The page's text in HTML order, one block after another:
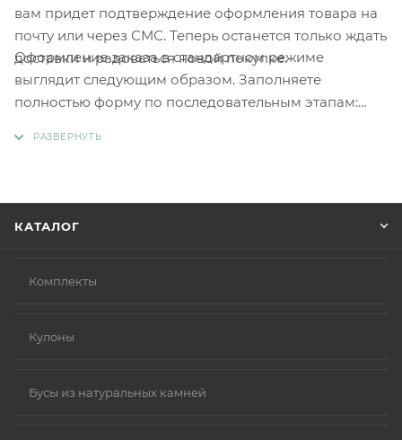
вам придет подтверждение оформления товара на
почту или через СМС. Теперь останется только ждать
доставки и радоваться новой покупке.
Оформление заказа в стандартном режиме
выглядит следующим образом. Заполняете
полностью форму по последовательным этапам:
КАТАЛОГ
Комплекты
Кулоны
Бусы из натуральных камней